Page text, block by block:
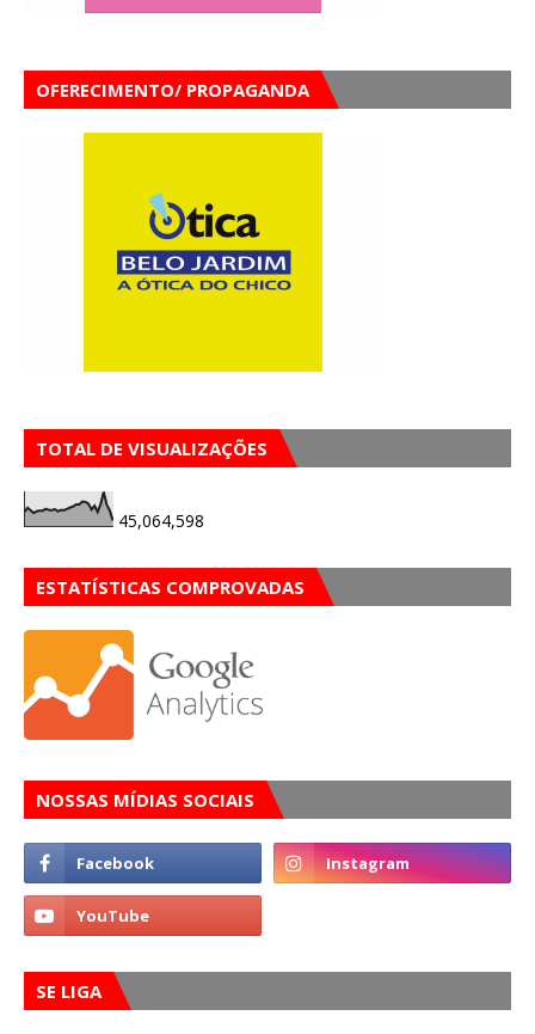
OFERECIMENTO/ PROPAGANDA
TOTAL DE VISUALIZAÇÕES
45,064,598
ESTATÍSTICAS COMPROVADAS
NOSSAS MÍDIAS SOCIAIS
SE LIGA